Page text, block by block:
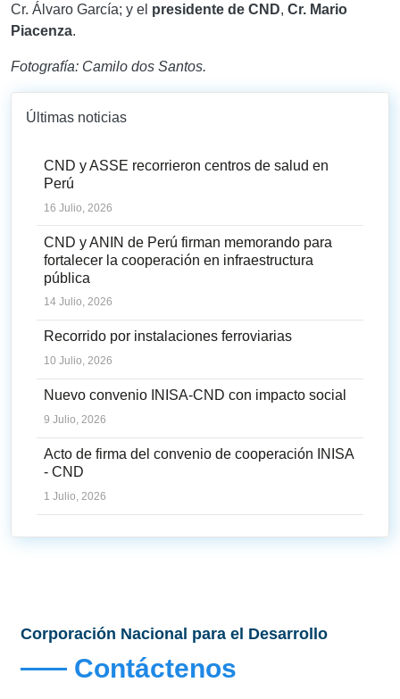
Cr. Álvaro García; y el presidente de CND, Cr. Mario
Piacenza.
Fotografía: Camilo dos Santos.
Últimas noticias
CND y ASSE recorrieron centros de salud en
Perú
16 Julio, 2026
CND y ANIN de Perú firman memorando para
fortalecer la cooperación en infraestructura
pública
14 Julio, 2026
Recorrido por instalaciones ferroviarias
10 Julio, 2026
Nuevo convenio INISA-CND con impacto social
9 Julio, 2026
Acto de firma del convenio de cooperación INISA
- CND
1 Julio, 2026
Corporación Nacional para el Desarrollo
Contáctenos